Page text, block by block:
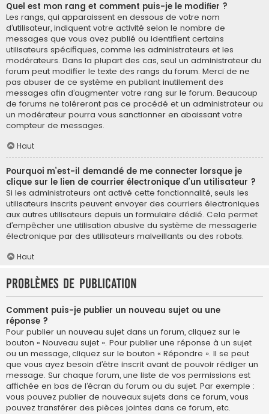
Quel est mon rang et comment puis-je le modifier ?
Les rangs, qui apparaissent en dessous de votre nom
d’utilisateur, indiquent votre activité selon le nombre de
messages que vous avez publié ou identifient certains
utilisateurs spécifiques, comme les administrateurs et les
modérateurs. Dans la plupart des cas, seul un administrateur du
forum peut modifier le texte des rangs du forum. Merci de ne
pas abuser de ce système en publiant inutilement des
messages afin d’augmenter votre rang sur le forum. Beaucoup
de forums ne toléreront pas ce procédé et un administrateur ou
un modérateur pourra vous sanctionner en abaissant votre
compteur de messages.
Haut
Pourquoi m’est-il demandé de me connecter lorsque je
clique sur le lien de courrier électronique d’un utilisateur ?
Si les administrateurs ont activé cette fonctionnalité, seuls les
utilisateurs inscrits peuvent envoyer des courriers électroniques
aux autres utilisateurs depuis un formulaire dédié. Cela permet
d’empêcher une utilisation abusive du système de messagerie
électronique par des utilisateurs malveillants ou des robots.
Haut
Problèmes de publication
Comment puis-je publier un nouveau sujet ou une
réponse ?
Pour publier un nouveau sujet dans un forum, cliquez sur le
bouton « Nouveau sujet ». Pour publier une réponse à un sujet
ou un message, cliquez sur le bouton « Répondre ». Il se peut
que vous ayez besoin d’être inscrit avant de pouvoir rédiger un
message. Sur chaque forum, une liste de vos permissions est
affichée en bas de l’écran du forum ou du sujet. Par exemple :
vous pouvez publier de nouveaux sujets dans ce forum, vous
pouvez transférer des pièces jointes dans ce forum, etc.